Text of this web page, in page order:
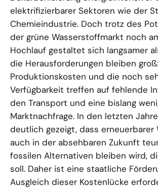
elektrifizierbarer Sektoren wie der
Chemieindustrie. Doch trotz des
der grüne Wasserstoffmarkt noch
Hochlauf gestaltet sich langsamer
die Herausforderungen bleiben
Produktionskosten und die noch
Verfügbarkeit treffen auf fehlende
den Transport und eine bislang
Marktnachfrage. In den letzten
deutlich gezeigt, dass erneuerbarer
auch in der absehbaren Zukunft
fossilen Alternativen bleiben wird,
soll. Daher ist eine staatliche
Ausgleich dieser Kostenlücke